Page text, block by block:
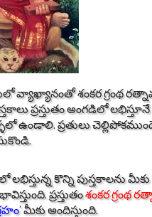
వ్యాఖ్యానంతో శంకర గ్రంథ
ప్రస్తుతం అంగడిలో
ఉండాలి. ప్రతులు
కొన్ని పుస్తకాలను మీకు
ప్రస్తుతంశంకర గ్రంథ
మీకు అందిస్తుంది.